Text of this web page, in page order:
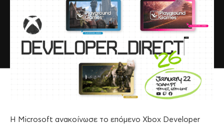
Η Microsoft ανακοίνωσε το επόμενο Xbox Developer